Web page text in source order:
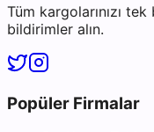
Tüm kargolarınızı
bildirimler alın.
Popüler Firmalar